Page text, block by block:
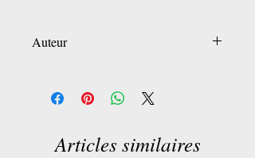
Auteur
Maylis Léon-Dufour
Traducteur : P. Ghobadi
Articles similaires